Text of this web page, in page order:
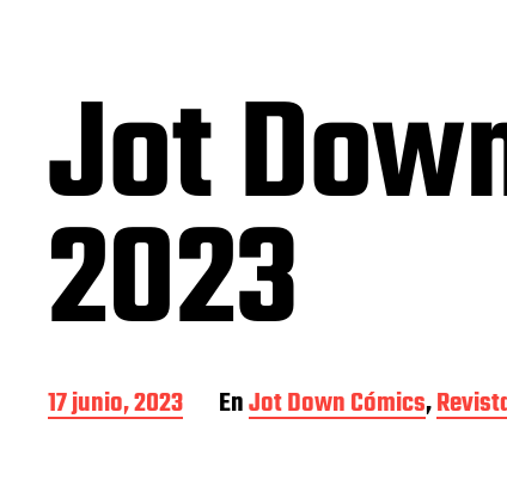
Jot
2023
F
e
17 junio, 2023 EnJot Down Cómics,